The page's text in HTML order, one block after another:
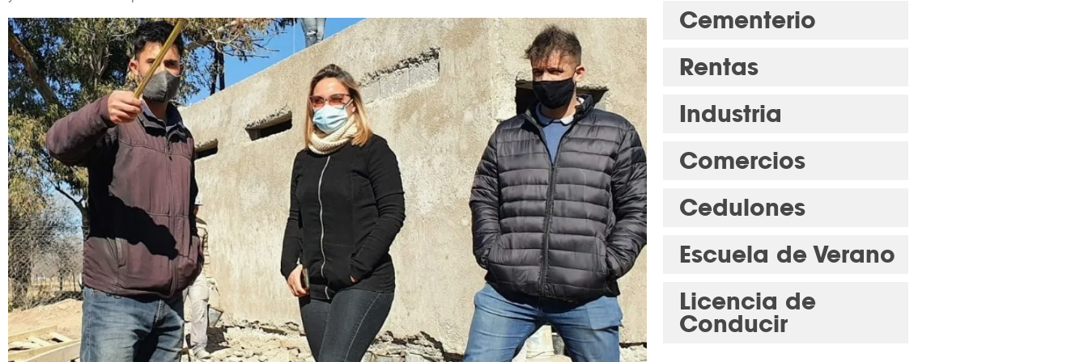
Cementerio
Rentas
Industria
Comercios
Cedulones
Escuela de Verano
Licencia de
Conducir